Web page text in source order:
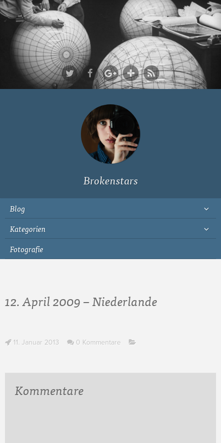
Ich bin Fyn,
23, und
wohne in
Köln
Brokenstars
Blog
Kategorien
Fotografie
12. April 2009 – Niederlande
11. Januar 2013 0 Kommentare
Kommentare